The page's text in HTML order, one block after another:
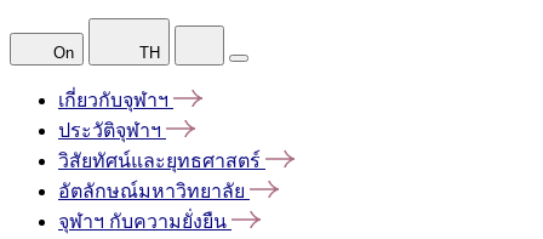
On TH
เกี่ยวกับจุฬาฯ
ประวัติจุฬาฯ
วิสัยทัศน์และยุทธศาสตร์
อัตลักษณ์มหาวิทยาลัย
จุฬาฯ กับความยั่งยืน